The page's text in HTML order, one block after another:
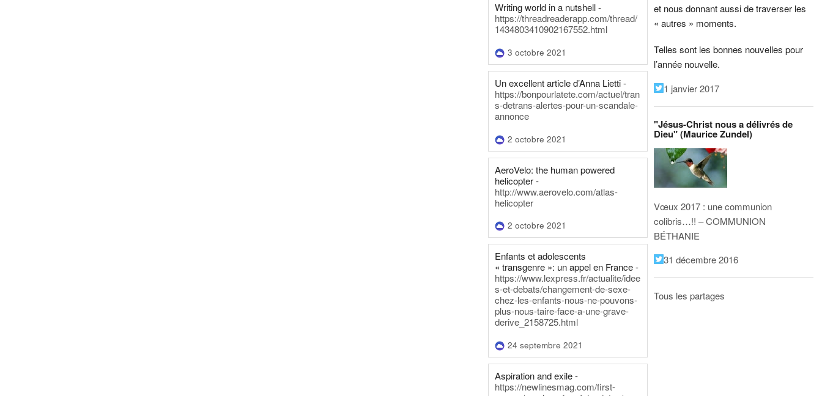
Writing world in a nutshell -
https://threadreaderapp.com/thread/
1434803410902167552.html
3 octobre 2021
Un excellent article d’Anna Lietti -
https://bonpourlatete.com/actuel/tran
s-detrans-alertes-pour-un-scandale-
annonce
2 octobre 2021
AeroVelo: the human powered
helicopter -
http://www.aerovelo.com/atlas-
helicopter
2 octobre 2021
Enfants et adolescents
« transgenre »: un appel en France -
https://www.lexpress.fr/actualite/idee
s-et-debats/changement-de-sexe-
chez-les-enfants-nous-ne-pouvons-
plus-nous-taire-face-a-une-grave-
derive_2158725.html
24 septembre 2021
Aspiration and exile -
https://newlinesmag.com/first-
et nous donnant aussi de traverser les
« autres » moments.
Telles sont les bonnes nouvelles pour
l’année nouvelle.
1 janvier 2017
"Jésus-Christ nous a délivrés de
Dieu" (Maurice Zundel)
Vœux 2017 : une communion
colibris…!! – COMMUNION
BÉTHANIE
31 décembre 2016
Tous les partages